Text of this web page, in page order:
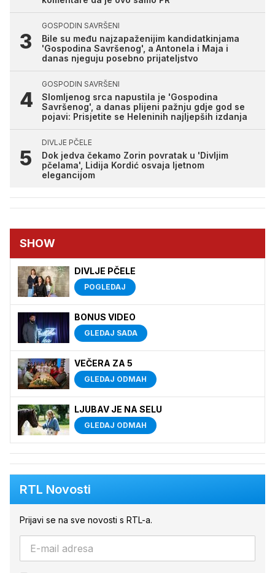
GOSPODIN SAVRŠENI
Bile su među najzapaženijim kandidatkinjama
'Gospodina Savršenog', a Antonela i Maja i
danas njeguju posebno prijateljstvo
GOSPODIN SAVRŠENI
Slomljenog srca napustila je 'Gospodina
Savršenog', a danas plijeni pažnju gdje god se
pojavi: Prisjetite se Heleninih najljepših izdanja
DIVLJE PČELE
Dok jedva čekamo Zorin povratak u 'Divljim
pčelama', Lidija Kordić osvaja ljetnom
elegancijom
SHOW
DIVLJE PČELE
POGLEDAJ
BONUS VIDEO
GLEDAJ SADA
VEČERA ZA 5
GLEDAJ ODMAH
LJUBAV JE NA SELU
GLEDAJ ODMAH
RTL Novosti
Prijavi se na sve novosti s RTL-a.